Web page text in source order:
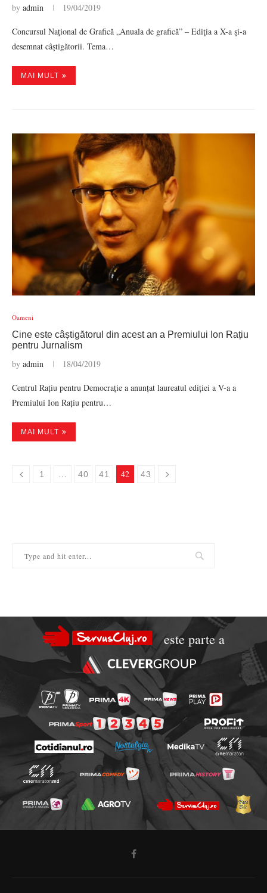
by admin 19/04/2019
Concursul Naţional de Grafică „Anuala de grafică” – Ediţia a X-a şi-a
desemnat câştigătorii. Tema…
MAI MULT
Oameni
Cine este câștigătorul din acest an a Premiului Ion Rațiu
pentru Jurnalism
by admin 18/04/2019
Centrul Rațiu pentru Democrație a anunțat laureatul ediției a V-a a
Premiului Ion Rațiu pentru…
MAI MULT
1 … 40 41 42 43
este parte a